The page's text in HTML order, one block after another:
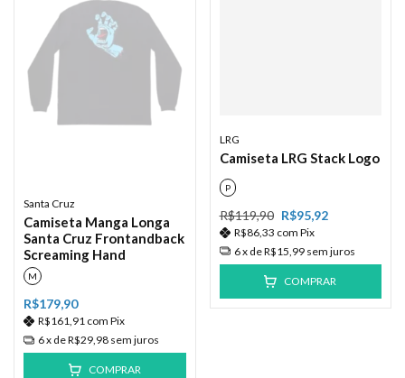
Santa Cruz
Camiseta Manga Longa
Santa Cruz Frontandback
Screaming Hand
M
R$179,90
R$161,91 com Pix
6x deR$29,98 sem juros
COMPRAR
LRG
Camiseta LRG Stack Logo
P
R$119,90 R$95,92
R$86,33 com Pix
6x deR$15,99 sem juros
COMPRAR